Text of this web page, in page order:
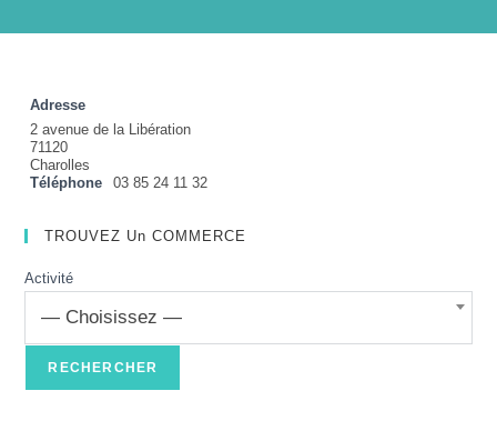
Adresse
2 avenue de la Libération
71120
Charolles
Téléphone
03 85 24 11 32
TROUVEZ Un COMMERCE
Activité
— Choisissez —